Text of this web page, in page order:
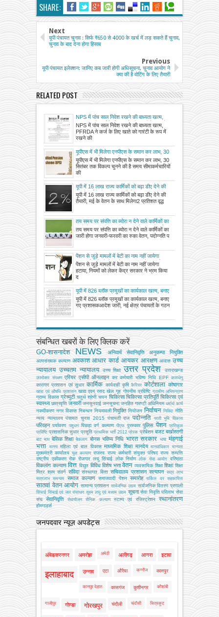
SHARE:
Next
यूपी पंचायत चुनाव : सिर्फ ₹650 से 4000 के खर्च में लड़ सकते हैं चुनाव,
चुनाव के बाद देना होगा हिसाब
Previous
यूपी पंचायत इलेक्शन: जानिए कब जारी होगी अधिसूचना, चुनाव आयोग ने
क्या की है वोटिंग के लिए तैयारी
RELATED POST
NPS में पांच साल निवेश रखने की बाध्यता खत्म,
PFRDA ने कर्ज के लिए खाते को गारंटी के रूप में
रखने की छूट दी, देखें नए बदलाव को लेकर जारी
गजट
NPS में पांच साल निवेश रखने की बाध्यता खत्म,
PFRDA ने कर्ज के लिए खाते को गारंटी के रूप में
रखने की
यूपीएस में भी मिलेगा एनपीएस के समान कर लाभ, 30
सितंबर तक विकल्प चुनने की है समय सीमा
यूपीएस में भी मिलेगा एनपीएस के समान कर लाभ, 30
सितंबर तक विकल्प चुनने की है समय सीमाकर्मचारियों
की
यूपी में 16 लाख राज्य कार्मिकों को बढ़ा डीए देने की
तैयारी, मई के वेतन के साथ मिलेगा
यूपी में 16 लाख राज्य कार्मिकों को बढ़ा डीए देने की
तैयारी, मई के वेतन के साथ मिलेगा2 प्रतिशत वृद्ध
तय समय पर संपत्ति का ब्योरा न देने वाले कार्मिकों का
जारी होगा जनवरी-फरवरी का रुका वेतन, पदोन्नति
पर विचार नहीं होगा
तय समय पर संपत्ति का ब्योरा न देने वाले कार्मिकों का
जारी होगा जनवरी-फरवरी का रुका वेतन, पदोन्नति प
पेंशन से जुड़े मामलों में बेटी का नाम नहीं जायेगा
हटाया, नियमों को लेकर केंद्र सरकार ने भ्रम किया
दूर, पात्रता की जांच बाद में होगी
पेंशन से जुड़े मामलों में बेटी का नाम नहीं जायेगा
हटाया, नियमों को लेकर केंद्र सरकार ने भ्रम किया
द
यूपी में 826 ब्लॉक प्रमुखों का कार्यकाल खत्म, बनाए
गए प्रशासक
यूपी में 826 ब्लॉक प्रमुखों का कार्यकाल खत्म, बनाए
गए प्रशासकआदेश जारी, नई क्षेत्र पंचायतों के गठन
संबन्धित खबरों के लिए क्लिक करें
GO-शासनादेश NEWS अनिवार्य सेवानिवृत्ति अनुकम्पा नियुक्ति
अल्‍पसंख्‍यक कल्‍याण अवकाश आधार कार्ड आयकर आरक्षण आवास उच्च
न्यायालय उच्चतम न्यायालय उच्‍च शिक्षा उत्तर प्रदेश उत्तराखण्ड
उपभोक्‍ता संरक्षण एरियर एसीपी ऑनलाइन कर कर्मचारी भविष्य निधि EPF कामधेनु
कारागार प्रशासन एवं सुधार कार्मिक कार्यवाही कृषि कैरियर कोर्टशाला कोषागार
खाद्य एवं औषधि प्रशासन खाद्य एवम् रसद खेल गृह गोपनीय प्रविष्टि ग्रामीण अभियन्‍त्रण
ग्राम्य विकास ग्रेच्युटी चतुर्थ श्रेणी चयन चिकित्सा चिकित्सा प्रतिपूर्ति चिकित्‍सा एवं
स्वास्थ्य छात्रवृत्ति जनवरी जनसुनवाई जनसूचना जनहित गारण्टी अधिनियम धर्मार्थ कार्य
नकदीकरण नगर विकास निबन्‍धन नियमावली नियुक्ति नियोजन निर्वाचन निविदा नीति
न्याय न्यायालय पंचायत चुनाव 2015 पंचायती राज पदोन्नति परती भूमि विकास
परिवहन पर्यावरण पशुधन पिछड़ा वर्ग कल्‍याण पीएफ पुरस्कार पुलिस पेंशन
प्रतिकूल
प्रविष्टि प्रशासनिक सुधार प्रसूति प्राथमिक भर्ती 2012 प्रेरक प्रोबेशन बजट बर्खास्तगी
बाट माप बेसिक शिक्षा बैकलाग बोनस भविष्य निधि भारत सरकार भाषा मंहगाई
भत्ता
मत्‍स्‍य महिला एवं बाल विकास माध्यमिक शिक्षा मानदेय मानवाधिकार मान्यता
मुख्‍यमंत्री कार्यालय युवा कल्याण राजस्व राज्य कर्मचारी संयुक्त परिषद राज्य सम्पत्ति
राष्ट्रीय एकीकरण रोक रोजगार लघु सिंचाई लोक निर्माण लोक सेवा आयोग वरिष्ठता
विकलांग कल्याण वित्त विद्युत विविध विशेष भत्ता वेतन व्‍यवसायिक शिक्षा शिक्षा शिक्षा
मित्र श्रम संवर्ग संविदा संस्‍थागत वित्‍त सचिवालय प्रशासन सत्यापन सत्र लाभ
सत्रलाभ
समन्वय समाज कल्याण समाजवादी पेंशन समारोह सर्किल दर सहकारिता
सातवां वेतन आयोग सामान्य प्रशासन सार्वजनिक उद्यम सार्वजनिक वितरण प्रणाली
सिंचाई सिंचाई एवं जल संसाधन सूक्ष्म लघु एवं मध्यम उद्यम सूचना सेवा निवृत्ति परिलाभ सेवा
संघ
सेवानिवृत्ति सेवायोजन सैनिक कल्‍याण स्टाम्प एवं रजिस्ट्रेशन स्थानांतरण
होमगाडर्स
जनपदवार न्यूज़ अपडेट्स
अंबेडकरनगर अमरोहा अमेठी अलीगढ़ आगरा इटावा
इलाहाबाद उन्नाव एटा औरैया कन्नौज कानपुर
कानपुर देहात कासगंज कुशीनगर कौशांबी
गाजीपुर गोण्डा गोरखपुर चंदौली चंदौसी चित्रकूट